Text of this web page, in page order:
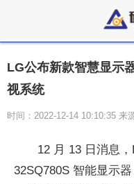
LG公布新款智慧显示
视系统
时间：2022-12-14 10:10:35 来
12 月 13 日消息
32SQ780S 智能显示